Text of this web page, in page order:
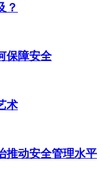
？
保障安全
术
推动安全管理水平